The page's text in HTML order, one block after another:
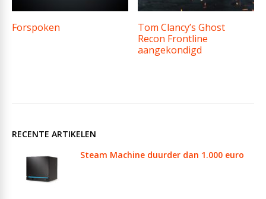
Forspoken
Tom Clancy’s Ghost
Recon Frontline
aangekondigd
RECENTE ARTIKELEN
Steam Machine duurder dan 1.000 euro